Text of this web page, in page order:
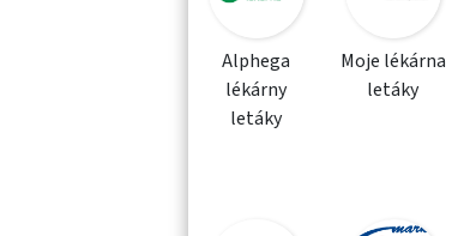
Alphega
lékárny
letáky
Moje lékárna
letáky